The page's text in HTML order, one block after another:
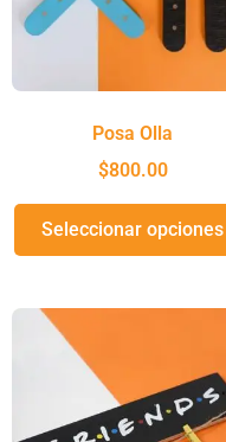
Posa Olla
$800.00
Seleccionar opciones